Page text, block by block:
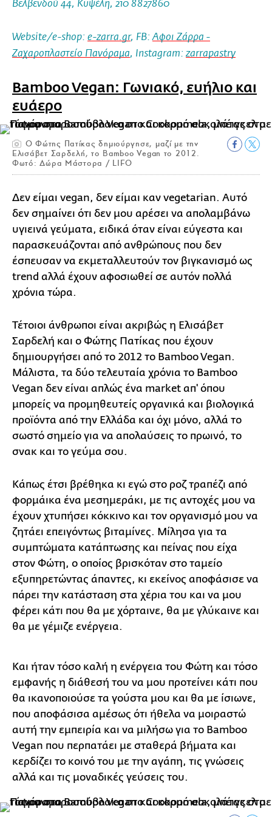
Βελβενδού 44, Κυψέλη, 210 8827860
Website/e-shop: e-zarra.gr, FΒ:Αφοι Ζάρρα -
Ζαχαροπλαστείο Πανόραμα, Instagram:zarrapastry
Bamboo Vegan: Γωνιακό, ευήλιο και
ευάερο
O Φώτης Πατίκας δημιούργησε, μαζί με την
Ελισάβετ Σαρδελή, το Bamboo Vegan το 2012.
Φωτό: Δώρα Μάστορα / LIFO
Δεν είμαι vegan, δεν είμαι καν vegetarian. Αυτό
δεν σημαίνει ότι δεν μου αρέσει να απολαμβάνω
υγιεινά γεύματα, ειδικά όταν είναι εύγεστα και
παρασκευάζονται από ανθρώπους που δεν
έσπευσαν να εκμεταλλευτούν τον βιγκανισμό ως
trend αλλά έχουν αφοσιωθεί σε αυτόν πολλά
χρόνια τώρα.
Τέτοιοι άνθρωποι είναι ακριβώς η Ελισάβετ
Σαρδελή και ο Φώτης Πατίκας που έχουν
δημιουργήσει από το 2012 το Bamboo Vegan.
Μάλιστα, τα δύο τελευταία χρόνια το Bamboo
Vegan δεν είναι απλώς ένα market απ' όπου
μπορείς να προμηθευτείς οργανικά και βιολογικά
προϊόντα από την Ελλάδα και όχι μόνο, αλλά το
σωστό σημείο για να απολαύσεις το πρωινό, το
σνακ και το γεύμα σου.
Κάπως έτσι βρέθηκα κι εγώ στο ροζ τραπέζι από
φορμάικα ένα μεσημεράκι, με τις αντοχές μου να
έχουν χτυπήσει κόκκινο και τον οργανισμό μου να
ζητάει επειγόντως βιταμίνες. Μίλησα για τα
συμπτώματα κατάπτωσης και πείνας που είχα
στον Φώτη, ο οποίος βρισκόταν στο ταμείο
εξυπηρετώντας άπαντες, κι εκείνος αποφάσισε να
πάρει την κατάσταση στα χέρια του και να μου
φέρει κάτι που θα με χόρταινε, θα με γλύκαινε και
θα με γέμιζε ενέργεια.
Και ήταν τόσο καλή η ενέργεια του Φώτη και τόσο
εμφανής η διάθεσή του να μου προτείνει κάτι που
θα ικανοποιούσε τα γούστα μου και θα με ίσιωνε,
που αποφάσισα αμέσως ότι ήθελα να μοιραστώ
αυτή την εμπειρία και να μιλήσω για το Bamboo
Vegan που περπατάει με σταθερά βήματα και
κερδίζει το κοινό του με την αγάπη, τις γνώσεις
αλλά και τις μοναδικές γεύσεις του.